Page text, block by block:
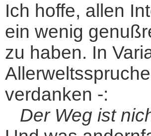
Ich hoffe, allen
ein wenig
zu haben. In
verdanken -:
Der Weg ist